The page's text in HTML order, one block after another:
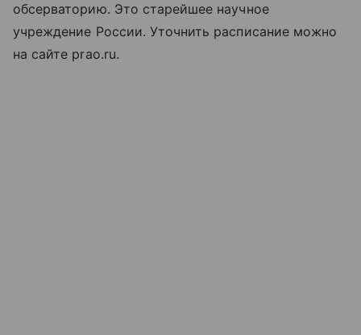
обсерваторию. Это старейшее научное
учреждение России. Уточнить расписание можно
на сайте prao.ru.